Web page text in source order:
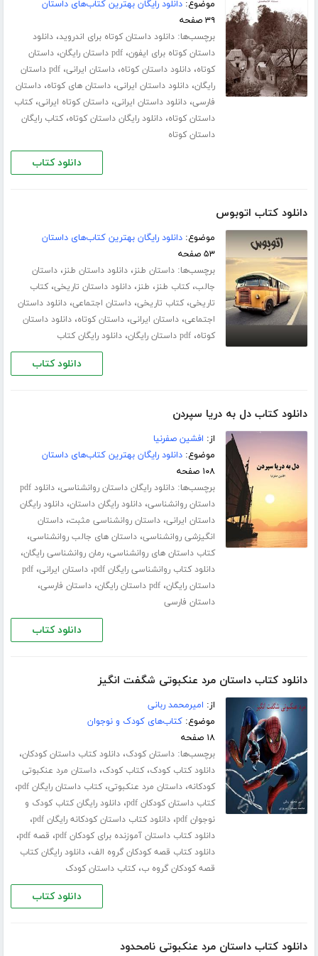
موضوع:دانلود رایگان بهترین کتاب‌های داستان
۳۹ صفحه
برچسب‌ها:دانلود داستان کوتاه برای اندروید،دانلود
داستان کوتاه برای ایفون،pdf داستان رایگان ،داستان
کوتاه،دانلود داستان کوتاه،داستان ایرانی،
pdf داستان
رایگان،دانلود داستان ایرانی،داستان های کوتاه،داستان
فارسی،دانلود داستان ایرانی،داستان کوتاه ایرانی،کتاب
داستان کوتاه،دانلود رایگان داستان کوتاه،کتاب رایگان
داستان کوتاه
دانلود کتاب
دانلود کتاب اتوبوس
موضوع:دانلود رایگان بهترین کتاب‌های داستان
۵۳ صفحه
برچسب‌ها:داستان طنز،دانلود داستان طنز،داستان
جالب،کتاب طنز، طنز،دانلود داستان تاریخی،کتاب
تاریخی،کتاب تاریخی،داستان اجتماعی،دانلود داستان
اجتماعی،داستان ایرانی،داستان کوتاه،دانلود داستان
کوتاه،pdf داستان رایگان ،دانلود رایگان کتاب
دانلود کتاب
دانلود کتاب دل به دریا سپردن
از: افشین صفرنیا
موضوع:دانلود رایگان بهترین کتاب‌های داستان
۱۰۸ صفحه
برچسب‌ها:دانلود رایگان داستان روانشناسی،
دانلود pdf
داستان روانشناسی،دانلود رایگان داستان،دانلود رایگان
داستان ایرانی،داستان روانشناسی مثبت،داستان
انگیزشی روانشناسی،داستان های جالب روانشناسی،
کتاب داستان های روانشناسی،رمان روانشناسی رایگان،
دانلود کتاب روانشناسی رایگان pdf ،داستان ایرانی،pdf
داستان رایگان،pdf داستان رایگان ،داستان فارسی،
داستان فارسی
دانلود کتاب
دانلود کتاب داستان مرد عنکبوتی شگفت انگیز
از: امیرمحمد ربانی
موضوع:کتاب‌های کودک و نوجوان
۱۸ صفحه
برچسب‌ها:داستان کودک،دانلود کتاب داستان کودکان،
دانلود کتاب کودک،کتاب کودک،داستان مرد عنکبوتی
کودکانه،داستان مرد عنکبوتی،کتاب داستان رایگان pdf ،
کتاب داستان کودکان pdf ،دانلود رایگان کتاب کودک و
نوجوان pdf
،دانلود کتاب داستان کودکانه رایگان pdf ،
دانلود کتاب داستان آموزنده برای کودکان pdf ، قصه pdf ،
دانلود کتاب قصه کودکان گروه الف،دانلود رایگان کتاب
قصه کودکان گروه ب،کتاب داستان کودک
دانلود کتاب
دانلود کتاب داستان مرد عنکبوتی نامحدود